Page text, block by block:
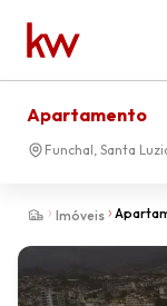
Imóveis
Apartamento
Funchal, Santa